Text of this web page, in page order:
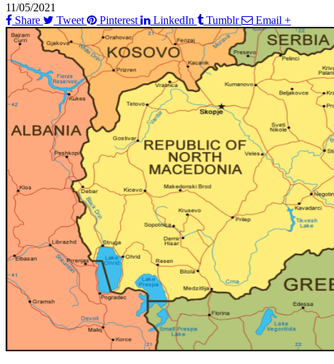
11/05/2021
Share
Tweet Pinterest LinkedIn Tumblr Email +